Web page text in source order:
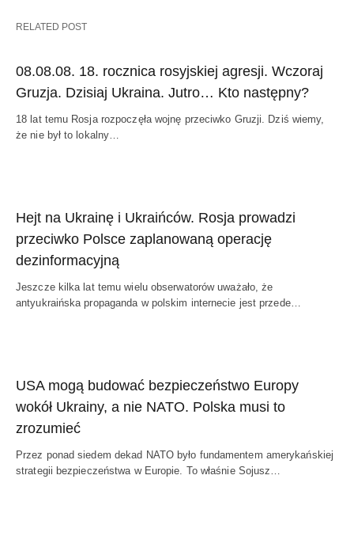
RELATED POST
08.08.08. 18. rocznica rosyjskiej agresji. Wczoraj
Gruzja. Dzisiaj Ukraina. Jutro… Kto następny?
18 lat temu Rosja rozpoczęła wojnę przeciwko Gruzji. Dziś wiemy,
że nie był to lokalny…
Hejt na Ukrainę i Ukraińców. Rosja prowadzi
przeciwko Polsce zaplanowaną operację
dezinformacyjną
Jeszcze kilka lat temu wielu obserwatorów uważało, że
antyukraińska propaganda w polskim internecie jest przede…
USA mogą budować bezpieczeństwo Europy
wokół Ukrainy, a nie NATO. Polska musi to
zrozumieć
Przez ponad siedem dekad NATO było fundamentem amerykańskiej
strategii bezpieczeństwa w Europie. To właśnie Sojusz…